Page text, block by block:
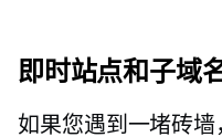
即时站点和子域
如果您遇到一堵砖